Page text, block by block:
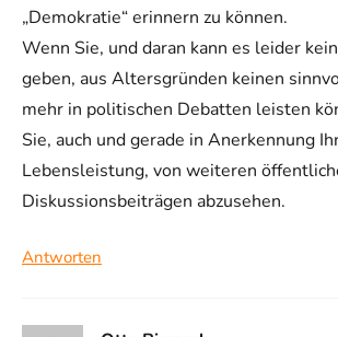
„Demokratie“ erinnern zu können.
Wenn Sie, und daran kann es leider
geben, aus Altersgründen keinen
mehr in politischen Debatten leisten
Sie, auch und gerade in Anerkennung
Lebensleistung, von weiteren
Diskussionsbeiträgen abzusehen.
Antworten